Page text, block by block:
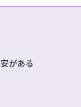
がある